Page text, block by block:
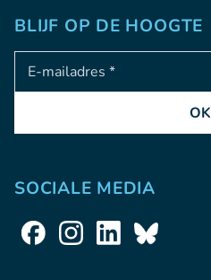
BLIJF OP DE HOOGTE
Adresse e-mail
OK
SOCIALE MEDIA